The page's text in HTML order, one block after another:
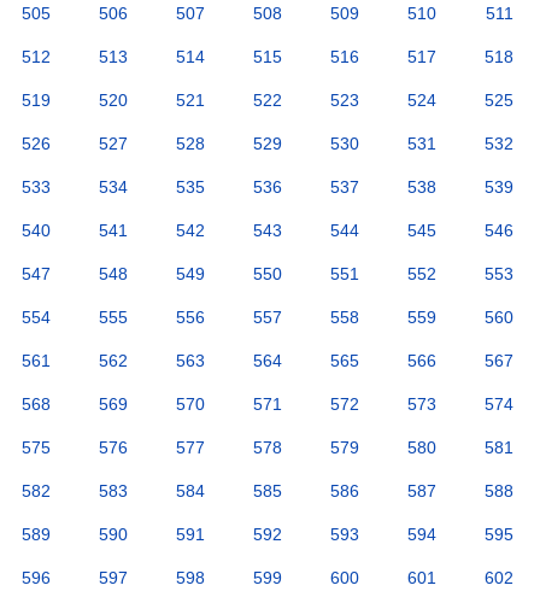
505 506 507 508 509 510 511
512 513 514 515 516 517 518
519 520 521 522 523 524 525
526 527 528 529 530 531 532
533 534 535 536 537 538 539
540 541 542 543 544 545 546
547 548 549 550 551 552 553
554 555 556 557 558 559 560
561 562 563 564 565 566 567
568 569 570 571 572 573 574
575 576 577 578 579 580 581
582 583 584 585 586 587 588
589 590 591 592 593 594 595
596 597 598 599 600 601 602